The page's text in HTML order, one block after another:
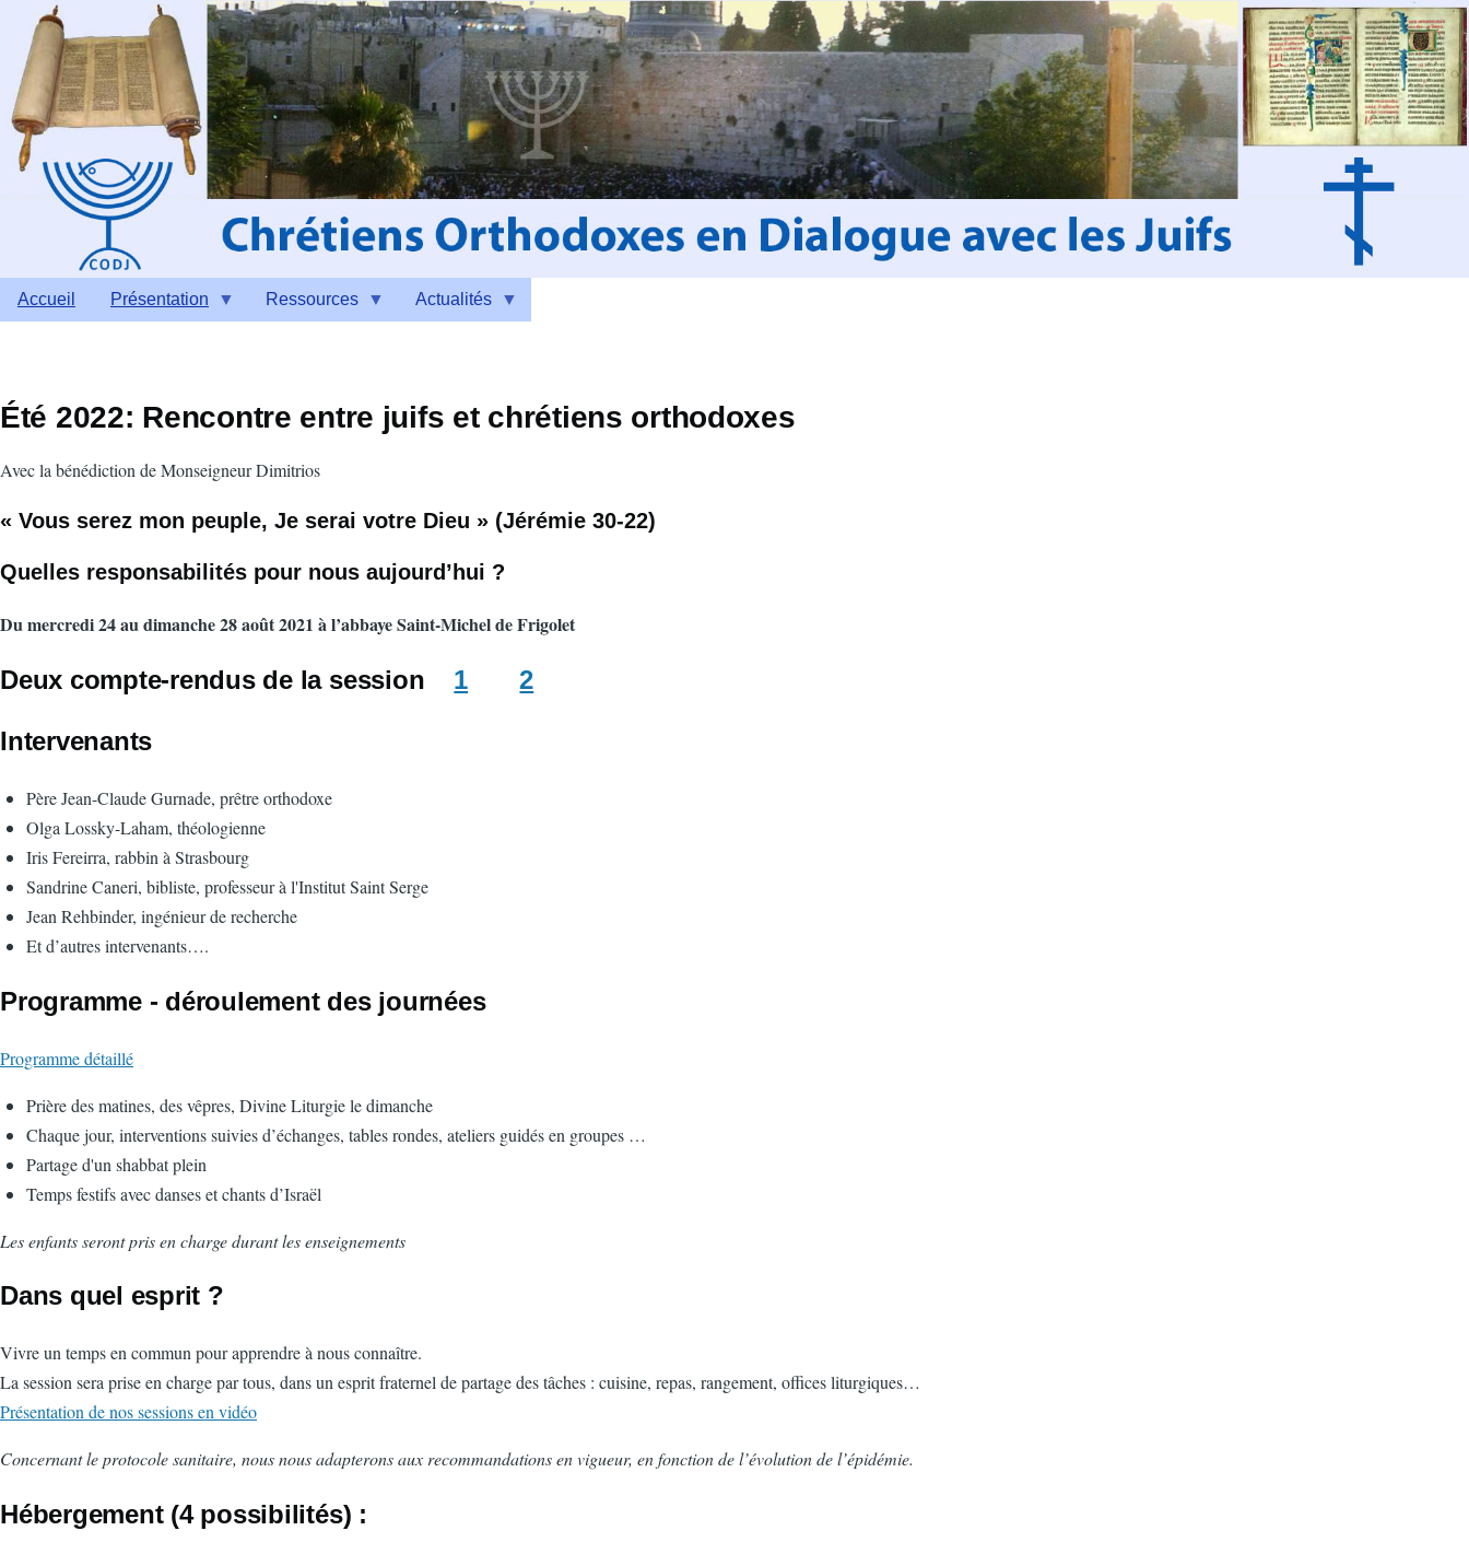
Aller au contenu principal
Accueil Présentation Ressources Actualités
Été 2022: Rencontre entre juifs et chrétiens orthodoxes
​Avec la bénédiction de Monseigneur Dimitrios
« Vous serez mon peuple, Je serai votre Dieu » (Jérémie 30-22)
Quelles responsabilités pour nous aujourd’hui ?
Du mercredi 24 au dimanche 28 août 2021 à l’abbaye Saint-Michel de Frigolet
Deux compte-rendus de la session 1 2
Intervenants
Père Jean-Claude Gurnade, prêtre orthodoxe
Olga Lossky-Laham, théologienne
Iris Fereirra, rabbin à Strasbourg
Sandrine Caneri, bibliste, professeur à l'Institut Saint Serge
Jean Rehbinder, ingénieur de recherche
Et d’autres intervenants….
Programme - déroulement des journées
Programme détaillé
Prière des matines, des vêpres, Divine Liturgie le dimanche
Chaque jour, interventions suivies d’échanges, tables rondes, ateliers guidés en groupes …
Partage d'un shabbat plein
Temps festifs avec danses et chants d’Israël
Les enfants seront pris en charge durant les enseignements
Dans quel esprit ?
Vivre un temps en commun pour apprendre à nous connaître.
La session sera prise en charge par tous, dans un esprit fraternel de partage des tâches : cuisine, repas, rangement, offices liturgiques…
Présentation de nos sessions en vidéo
Concernant le protocole sanitaire, nous nous adapterons aux recommandations en vigueur, en fonction de l’évolution de l’épidémie.
Hébergement (4 possibilités) :